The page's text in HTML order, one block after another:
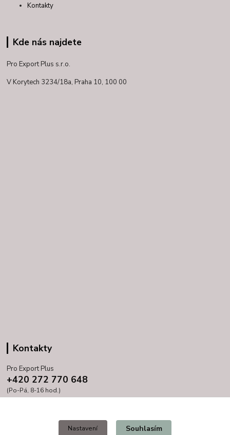
Kontakty
Kde nás najdete
Pro Export Plus s.r.o.
V Korytech 3234/18a, Praha 10, 100 00
Kontakty
Pro Export Plus
+420 272 770 648
(Po-Pá, 8-16 hod.)
Nastavení Souhlasím